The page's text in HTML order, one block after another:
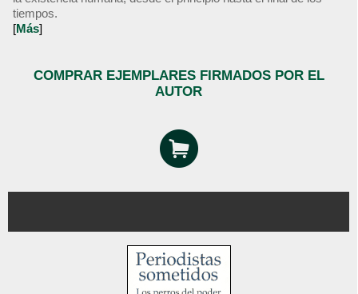
tiempos.
[Más]
COMPRAR EJEMPLARES FIRMADOS POR EL
AUTOR